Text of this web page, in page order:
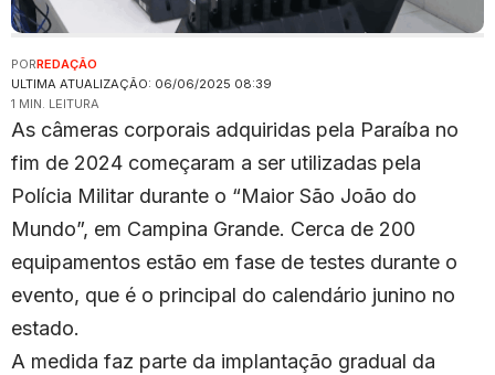
ULTIMA ATUALIZAÇÃO: 06/06/2025 08:39
PORREDAÇÃO
1 MIN. LEITURA
As câmeras corporais adquiridas pela Paraíba no
fim de 2024 começaram a ser utilizadas pela
Polícia Militar durante o “Maior São João do
Mundo”, em Campina Grande. Cerca de 200
equipamentos estão em fase de testes durante o
evento, que é o principal do calendário junino no
estado.
A medida faz parte da implantação gradual da